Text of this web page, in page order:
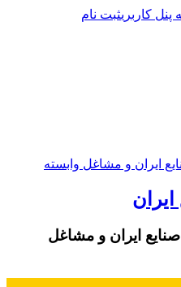
پنل کاربریثبت نام
ایران و مشاغل